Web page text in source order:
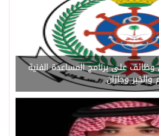
وظائف على برنامج المساعدة الفنية
وجازان